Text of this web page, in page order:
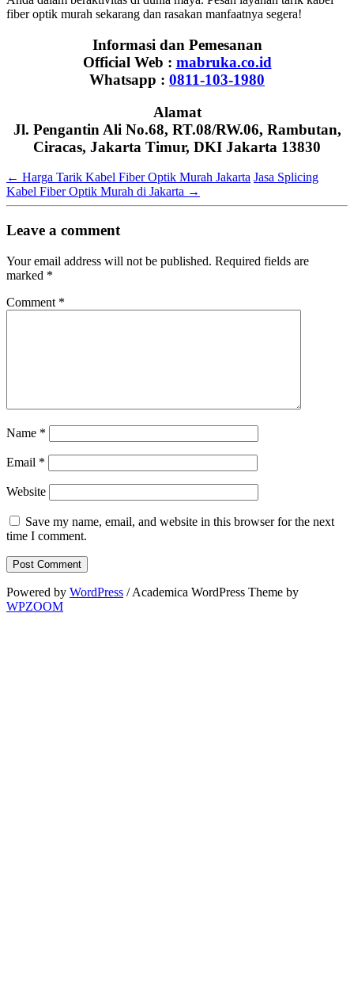
fiber optik murah sekarang dan rasakan manfaatnya segera!
Informasi dan Pemesanan
Official Web : mabruka.co.id
Whatsapp : 0811-103-1980
Alamat
Jl. Pengantin Ali No.68, RT.08/RW.06, Rambutan,
Ciracas, Jakarta Timur, DKI Jakarta 13830
← Harga Tarik Kabel Fiber Optik Murah Jakarta Jasa Splicing
Kabel Fiber Optik Murah di Jakarta →
Leave a comment
Your email address will not be published. Required fields are
marked *
Comment *
Name *
Email *
Website
Save my name, email, and website in this browser for the next
time I comment.
Powered by WordPress / Academica WordPress Theme by
WPZOOM